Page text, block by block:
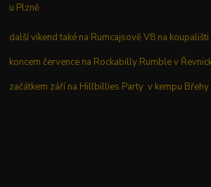
u Plzně
další víkend také na Rumcajsově V8 na
koncem července na Rockabilly Rumble v
začátkem září na Hillbillies Party v kempu Břehy